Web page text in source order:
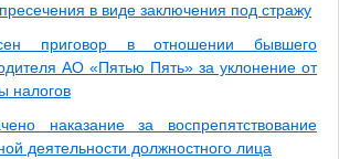
в виде заключения под стражу
приговор в отношении бывшего
АО «Пятью Пять» за уклонение от
налогов
наказание за воспрепятствование
деятельности должностного лица